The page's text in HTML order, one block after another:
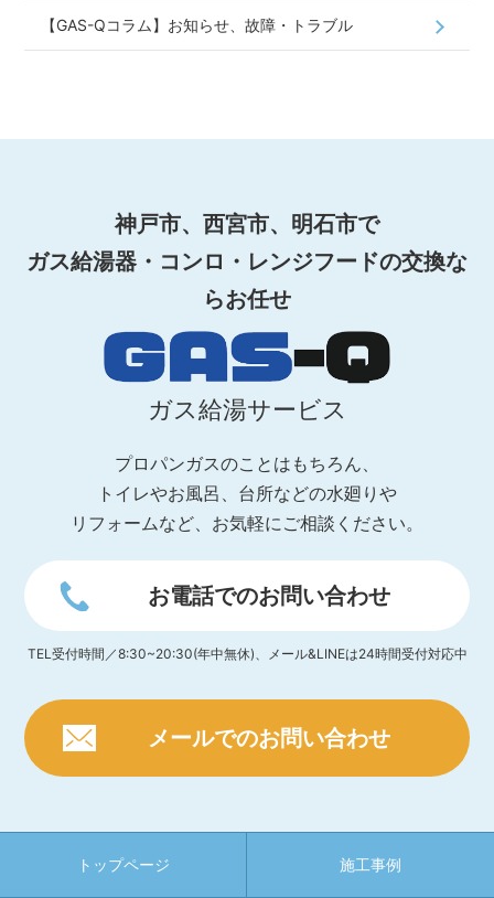
【GAS-Qコラム】お知らせ、故障・トラブル
神戸市、西宮市、明石市で
ガス給湯器・コンロ・レンジフードの交換な
らお任せ
ガス給湯サービス
プロパンガスのことはもちろん、
トイレやお風呂、台所などの水廻りや
リフォームなど、お気軽にご相談ください。
お電話でのお問い合わせ
TEL受付時間／8:30~20:30(年中無休)、メール&LINEは24時間受付対応中
メールでのお問い合わせ
トップページ 施工事例